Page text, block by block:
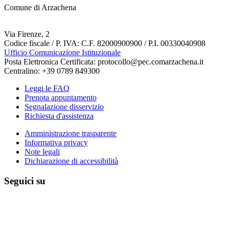
Comune di Arzachena
Via Firenze, 2
Codice fiscale / P. IVA: C.F. 82000900900 / P.I. 00330040908
Ufficio Comunicazione Istituzionale
Posta Elettronica Certificata: protocollo@pec.comarzachena.it
Centralino: +39 0789 849300
Leggi le FAQ
Prenota appuntamento
Segnalazione disservizio
Richiesta d'assistenza
Amministrazione trasparente
Informativa privacy
Note legali
Dichiarazione di accessibilità
Seguici su